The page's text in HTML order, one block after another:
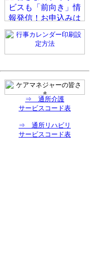
⇒ 通所介護
サービスコード表
⇒ 通所リハビリ
サービスコード表